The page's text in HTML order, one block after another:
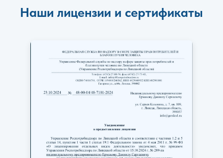
Наши лицензии и сертификаты